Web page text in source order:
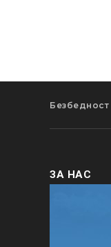
Безбедност
ЗА НАС